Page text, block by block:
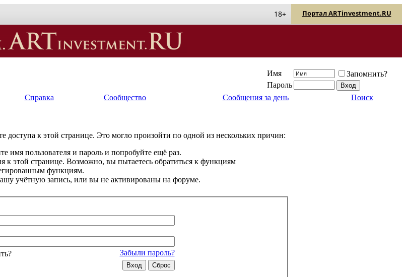
Портал ARTinvestment.RU
18+
Имя
Запомнить?
Пароль
Справка Сообщество Сообщения за день Поиск
доступа к этой странице. Это могло произойти по одной из нескольких причин:
имя пользователя и пароль и попробуйте ещё раз.
к этой странице. Возможно, вы пытаетесь обратиться к функциям
функциям.
учётную запись, или вы не активированы на форуме.
Забыли пароль?